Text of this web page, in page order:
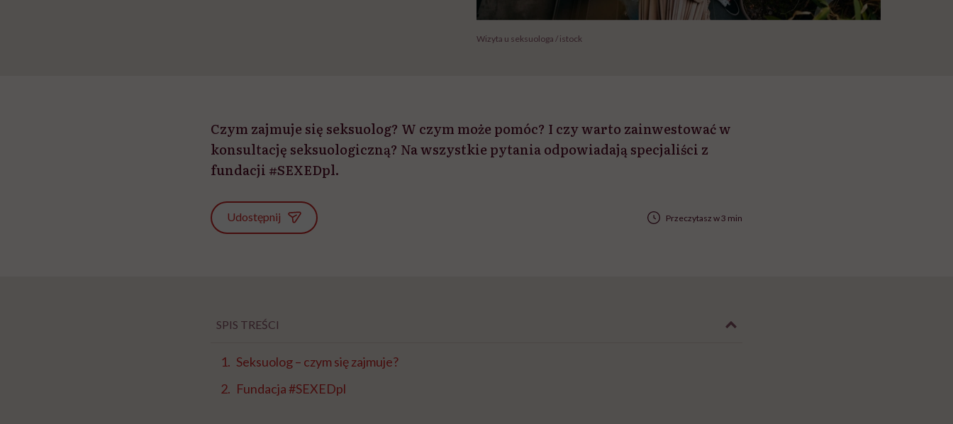
Wizyta u seksuologa / istock
Czym zajmuje się seksuolog? W czym może pomóc? I czy warto zainwestować w
konsultację seksuologiczną? Na wszystkie pytania odpowiadają specjaliści z
fundacji #SEXEDpl.
Udostępnij Przeczytasz w 3 min
SPIS TREŚCI
Seksuolog – czym się zajmuje?
Fundacja #SEXEDpl